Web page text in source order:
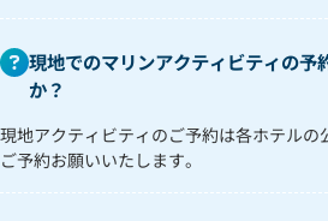
現地でのマリンアクティビティの予
か？
現地アクティビティのご予約は各ホテルの
ご予約お願いいたします。